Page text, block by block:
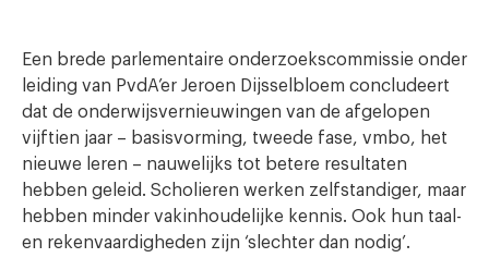
Een brede parlementaire onderzoekscommissie onder
leiding van PvdA’er Jeroen Dijsselbloem concludeert
dat de onderwijsvernieuwingen van de afgelopen
vijftien jaar – basisvorming, tweede fase, vmbo, het
nieuwe leren – nauwelijks tot betere resultaten
hebben geleid. Scholieren werken zelfstandiger, maar
hebben minder vakinhoudelijke kennis. Ook hun taal-
en rekenvaardigheden zijn ‘slechter dan nodig’.